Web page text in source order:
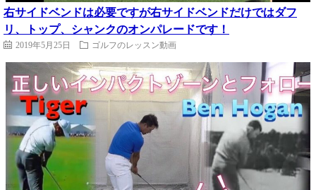
右サイドベンドは必要ですが右サイドベンドだけではダフ
リ、トップ、シャンクのオンパレードです！
2019年5月25日 ゴルフのレッスン動画